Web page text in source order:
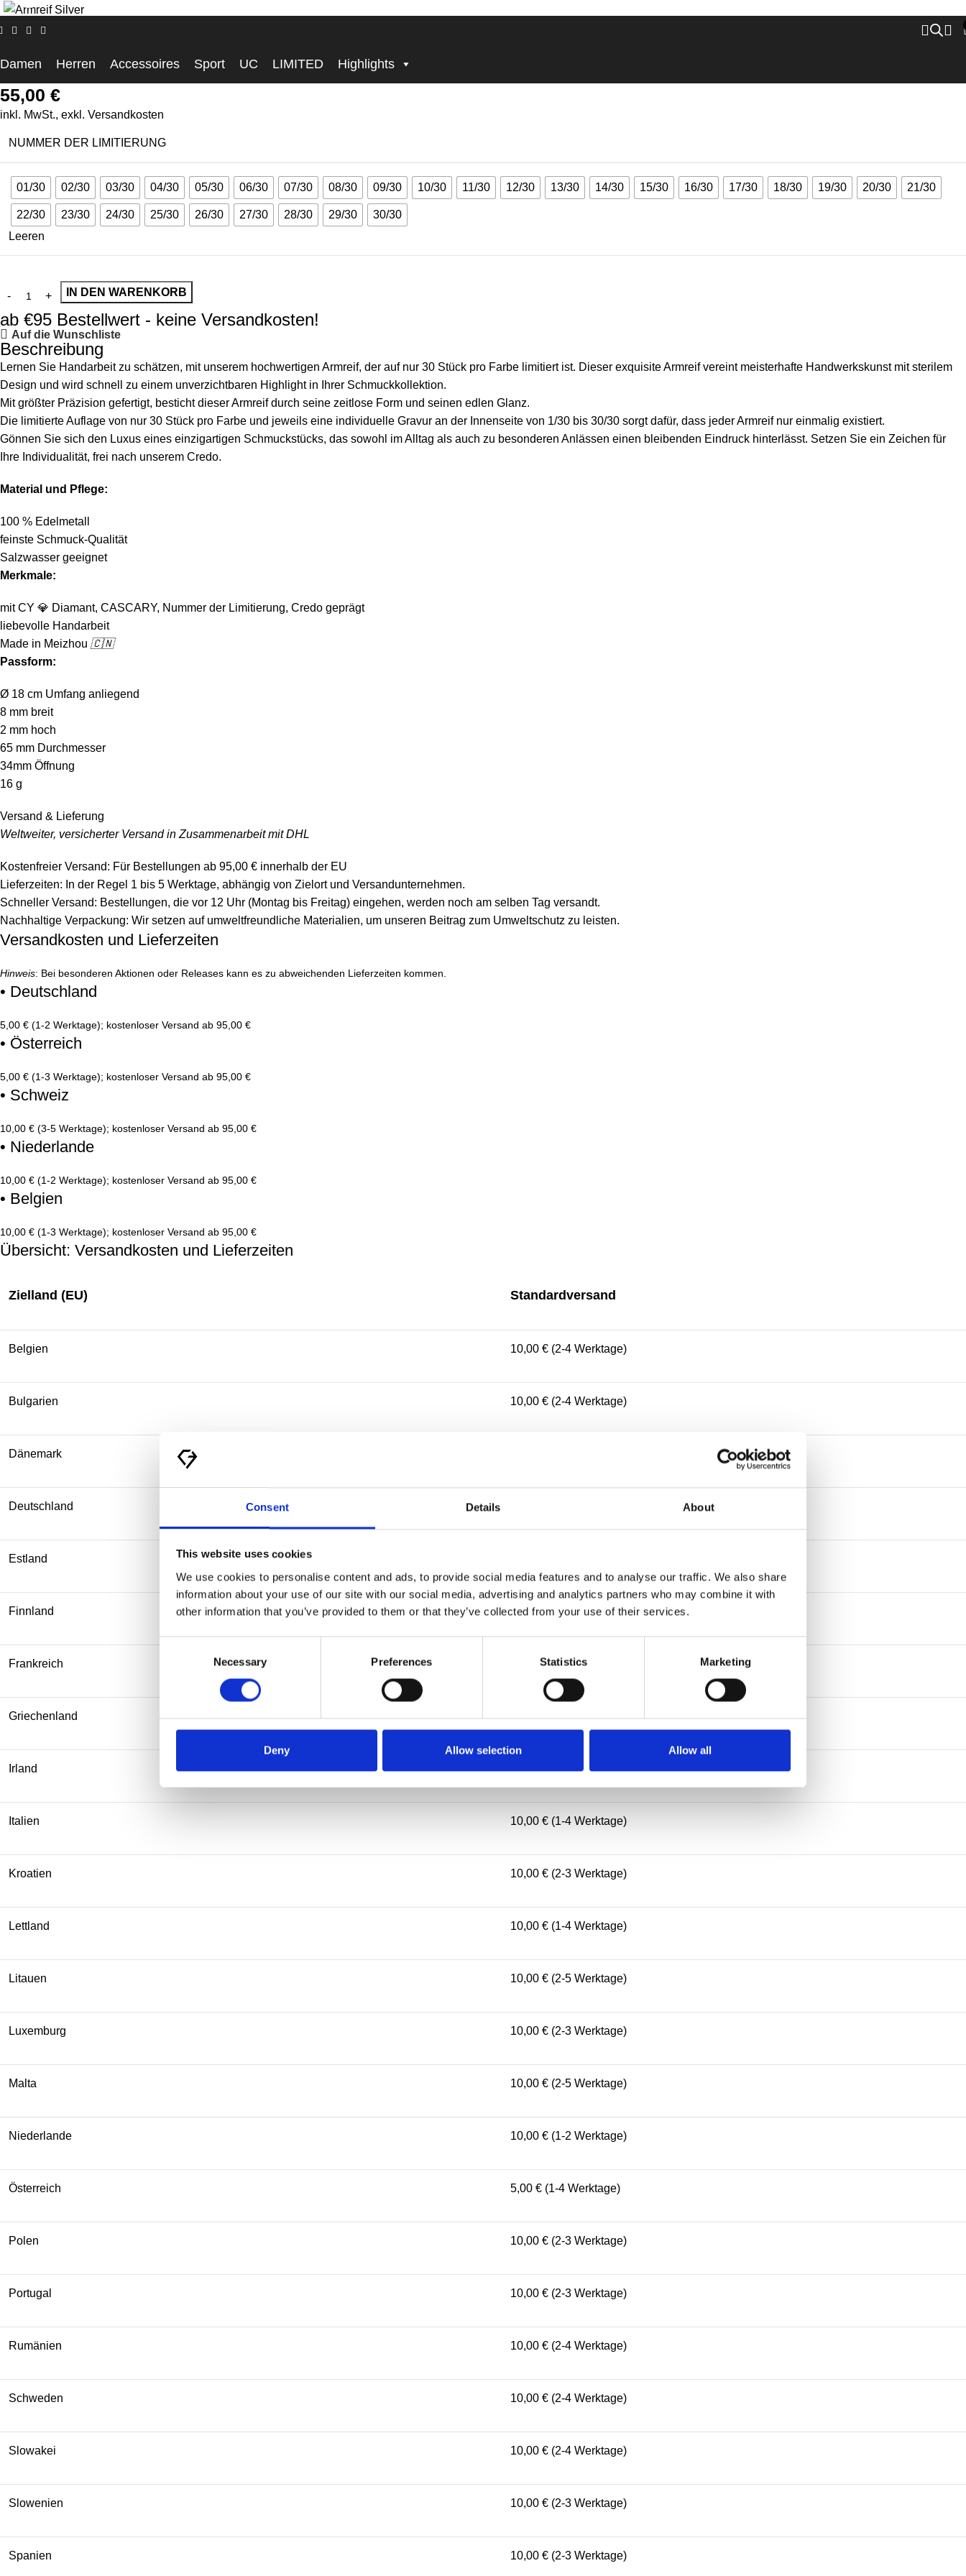
Consent Details About
This website uses cookies
We use cookies to personalise content and ads, to provide social media features and to analyse our traffic. We also share
information about your use of our site with our social media, advertising and analytics partners who may combine it with
other information that you’ve provided to them or that they’ve collected from your use of their services.
Necessary Preferences Statistics Marketing
Deny Allow selection Allow all
Damen Herren Accessoires Sport UC LIMITED Highlights
Startseite
CASCARY 💎 Armreif chic wide – silver – LIMITED 1-30/30
55,00 €
inkl. MwSt., exkl. Versandkosten
NUMMER DER LIMITIERUNG
01/30 02/30 03/30 04/30 05/30 06/30 07/30 08/30 09/30 10/30 11/30 12/30 13/30 14/30 15/30 16/30 17/30 18/30 19/30 20/30 21/30
22/30 23/30 24/30 25/30 26/30 27/30 28/30 29/30
30/30
Leeren
IN DEN WARENKORB
ab €95 Bestellwert - keine Versandkosten!
Auf die Wunschliste
Beschreibung
Lernen Sie Handarbeit zu schätzen, mit unserem hochwertigen Armreif, der auf nur 30 Stück pro Farbe limitiert ist. Dieser exquisite Armreif vereint meisterhafte Handwerkskunst mit sterilem
Design und wird schnell zu einem unverzichtbaren Highlight in Ihrer Schmuckkollektion.
Mit größter Präzision gefertigt, besticht dieser Armreif durch seine zeitlose Form und seinen edlen Glanz.
Die limitierte Auflage von nur 30 Stück pro Farbe und jeweils eine individuelle Gravur an der Innenseite von 1/30 bis 30/30 sorgt dafür, dass jeder Armreif nur einmalig existiert.
Gönnen Sie sich den Luxus eines einzigartigen Schmuckstücks, das sowohl im Alltag als auch zu besonderen Anlässen einen bleibenden Eindruck hinterlässt. Setzen Sie ein Zeichen für
Ihre Individualität, frei nach unserem Credo.
Material und Pflege:
100 % Edelmetall
feinste Schmuck-Qualität
Salzwasser geeignet
Merkmale:
mit CY 💎 Diamant, CASCARY, Nummer der Limitierung, Credo geprägt
liebevolle Handarbeit
Made in Meizhou 🇨🇳
Passform:
Ø 18 cm Umfang anliegend
8 mm breit
2 mm hoch
65 mm Durchmesser
34mm Öffnung
16 g
Versand & Lieferung
Weltweiter, versicherter Versand in Zusammenarbeit mit DHL
Kostenfreier Versand: Für Bestellungen ab 95,00 € innerhalb der EU
Lieferzeiten: In der Regel 1 bis 5 Werktage, abhängig von Zielort und Versandunternehmen.
Schneller Versand: Bestellungen, die vor 12 Uhr (Montag bis Freitag) eingehen, werden noch am selben Tag versandt.
Nachhaltige Verpackung: Wir setzen auf umweltfreundliche Materialien, um unseren Beitrag zum Umweltschutz zu leisten.
Versandkosten und Lieferzeiten
Hinweis: Bei besonderen Aktionen oder Releases kann es zu abweichenden Lieferzeiten kommen.
• Deutschland
5,00 € (1-2 Werktage); kostenloser Versand ab 95,00 €
• Österreich
5,00 € (1-3 Werktage); kostenloser Versand ab 95,00 €
• Schweiz
10,00 € (3-5 Werktage); kostenloser Versand ab 95,00 €
• Niederlande
10,00 € (1-2 Werktage); kostenloser Versand ab 95,00 €
• Belgien
10,00 € (1-3 Werktage); kostenloser Versand ab 95,00 €
Übersicht: Versandkosten und Lieferzeiten
Zielland (EU) Standardversand
Belgien 10,00 € (2-4 Werktage)
Bulgarien 10,00 € (2-4 Werktage)
Dänemark
Deutschland
Estland
Finnland 10,00 € (2-4 Werktage)
Frankreich 10,00 € (1-4 Werktage)
Griechenland 10,00 € (3-5 Werktage)
Irland 10,00 € (2-4 Werktage)
Italien 10,00 € (1-4 Werktage)
Kroatien 10,00 € (2-3 Werktage)
Lettland 10,00 € (1-4 Werktage)
Litauen 10,00 € (2-5 Werktage)
Luxemburg 10,00 € (2-3 Werktage)
Malta 10,00 € (2-5 Werktage)
Niederlande 10,00 € (1-2 Werktage)
Österreich 5,00 € (1-4 Werktage)
Polen 10,00 € (2-3 Werktage)
Portugal 10,00 € (2-3 Werktage)
Rumänien 10,00 € (2-4 Werktage)
Schweden 10,00 € (2-4 Werktage)
Slowakei 10,00 € (2-4 Werktage)
Slowenien 10,00 € (2-3 Werktage)
Spanien 10,00 € (2-3 Werktage)